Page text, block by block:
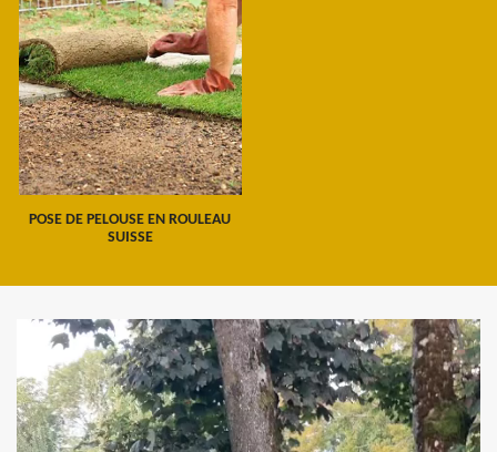
POSE DE PELOUSE EN ROULEAU
SUISSE